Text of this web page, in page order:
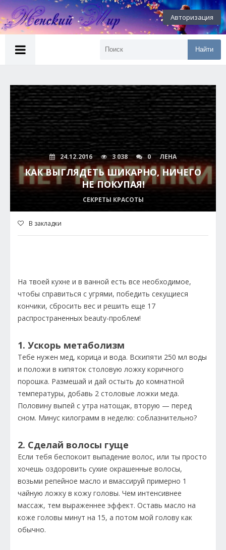
Авторизация
Найти
24.12.2016 3 038 0 ЛЕНА
КАК ВЫГЛЯДЕТЬ ШИКАРНО, НИЧЕГО
НЕ ПОКУПАЯ!
СЕКРЕТЫ КРАСОТЫ
В закладки
На твоей кухне и в ванной есть все необходимое,
чтобы справиться с угрями, победить секущиеся
кончики, сбросить вес и решить еще 17
распространенных beauty-проблем!
1. Ускорь метаболизм
Тебе нужен мед, корица и вода. Вскипяти 250 мл воды
и положи в кипяток столовую ложку коричного
порошка. Размешай и дай остыть до комнатной
температуры, добавь 2 столовые ложки меда.
Половину выпей с утра натощак, вторую — перед
сном. Минус килограмм в неделю: соблазнительно?
2. Сделай волосы гуще
Если тебя беспокоит выпадение волос, или ты просто
хочешь оздоровить сухие окрашенные волосы,
возьми репейное масло и вмассируй примерно 1
чайную ложку в кожу головы. Чем интенсивнее
массаж, тем выраженнее эффект. Оставь масло на
коже головы минут на 15, а потом мой голову как
обычно.